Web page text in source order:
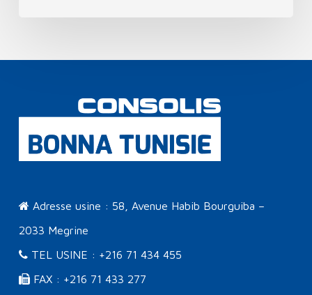
Adresse usine : 58, Avenue Habib Bourguiba –
2033 Megrine
TEL USINE : +216 71 434 455
FAX : +216 71 433 277